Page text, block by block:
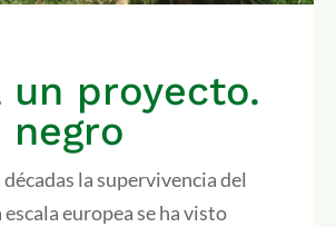
un proyecto.
negro
la supervivencia del
europea se ha visto